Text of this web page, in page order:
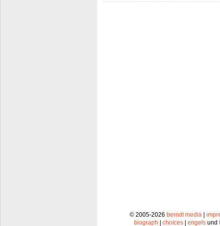
© 2005-2026 berndt media|
biograph
choices engels und